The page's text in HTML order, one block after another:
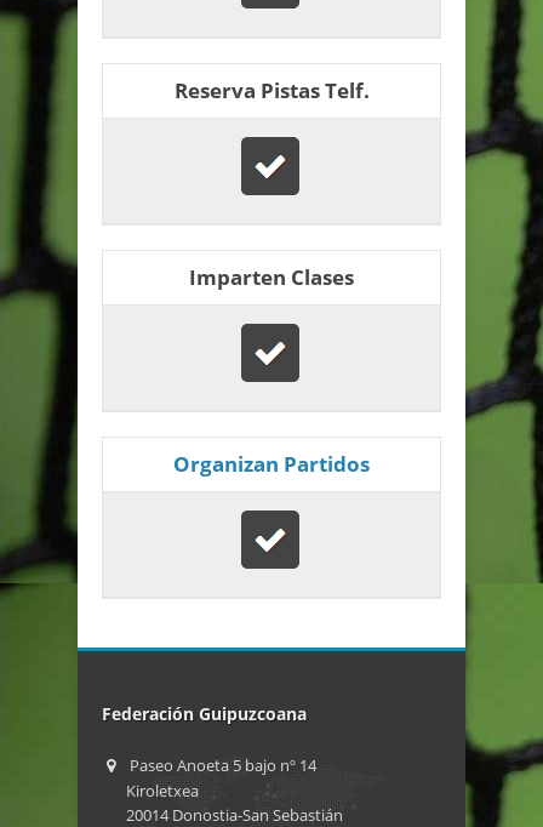
Reserva Pistas Telf.
Imparten Clases
Organizan Partidos
Federación Guipuzcoana
Paseo Anoeta 5 bajo nº 14
Kiroletxea
20014 Donostia-San Sebastián